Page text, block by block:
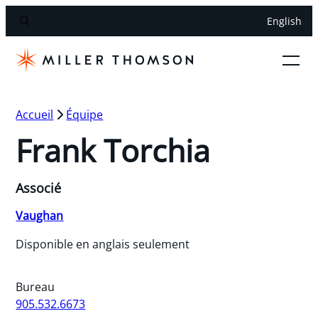
English
Accueil Équipe
Frank Torchia
Associé
Vaughan
Disponible en anglais seulement
Bureau
905.532.6673